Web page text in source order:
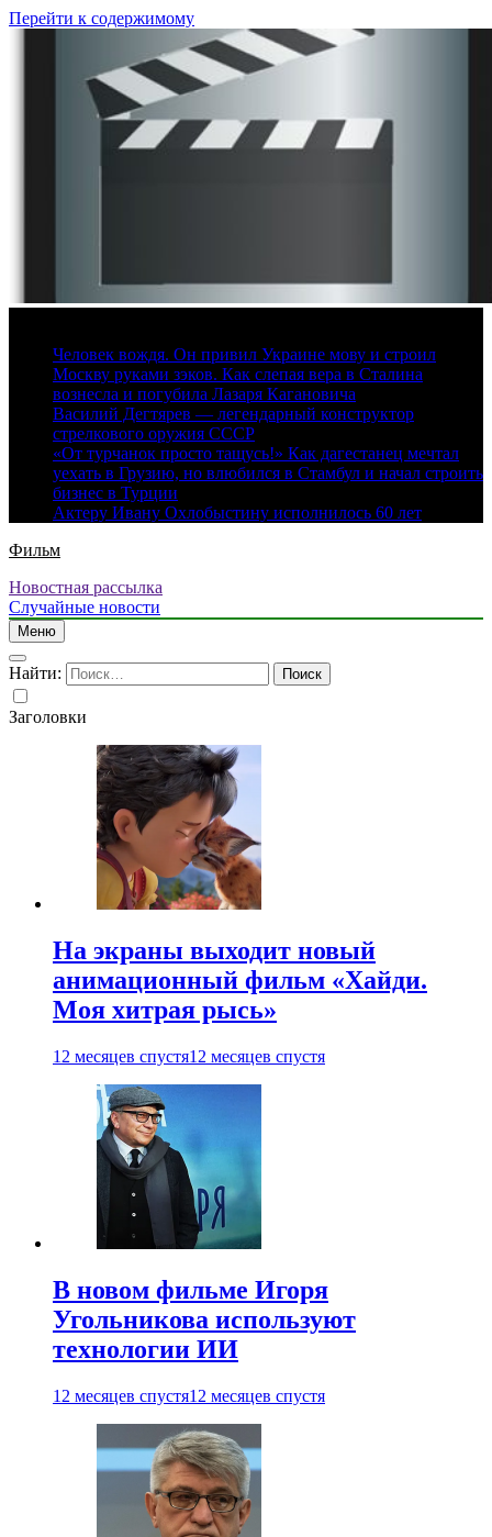
Перейти к содержимому
Человек вождя. Он привил Украине мову и строил
Москву руками зэков. Как слепая вера в Сталина
вознесла и погубила Лазаря Кагановича
Василий Дегтярев — легендарный конструктор
стрелкового оружия СССР
«От турчанок просто тащусь!» Как дагестанец мечтал
уехать в Грузию, но влюбился в Стамбул и начал строить
бизнес в Турции
Актеру Ивану Охлобыстину исполнилось 60 лет
Фильм
Новостная рассылка
Случайные новости
Меню
Найти:
Заголовки
На экраны выходит новый
анимационный фильм «Хайди.
Моя хитрая рысь»
12 месяцев спустя12 месяцев спустя
В новом фильме Игоря
Угольникова используют
технологии ИИ
12 месяцев спустя12 месяцев спустя